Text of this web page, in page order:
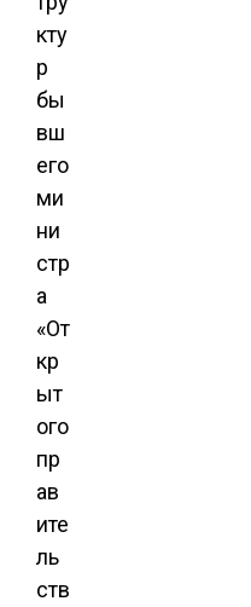
кту
р
бы
вш
его
ми
ни
стр
а
«От
кр
ыт
ого
пр
ав
ите
ль
ств